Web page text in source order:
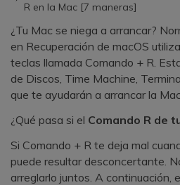
R en la Mac [7 maneras]
¿Tu Mac se niega a arrancar?
en Recuperación de macOS
teclas llamada Comando + R.
de Discos, Time Machine,
que te ayudarán a arrancar la
¿Qué pasa si el Comando R de
Si Comando + R te deja mal
puede resultar desconcertante.
arreglarlo juntos. A continuación,